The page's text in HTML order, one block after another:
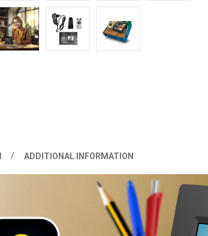
ADDITIONAL INFORMATION